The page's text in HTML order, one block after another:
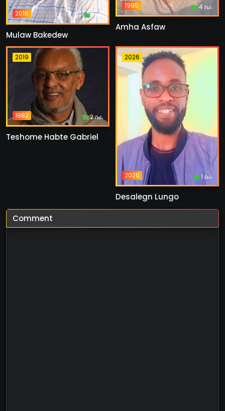
2016 1 ስራ
Mulaw Bakedew
1995 4 ስራ
Amha Asfaw
2019
1982 2 ስራ
Teshome Habte Gabriel
2026
2026 1 ስራ
Desalegn Lungo
Comment